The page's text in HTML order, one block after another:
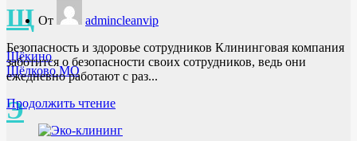
Щ
Щёкино
Щёлково МО
Э
От
admincleanvip
Безопасность и здоровье сотрудников Клининговая компания
заботится о безопасности своих сотрудников, ведь они
ежедневно работают с раз...
Продолжить чтение